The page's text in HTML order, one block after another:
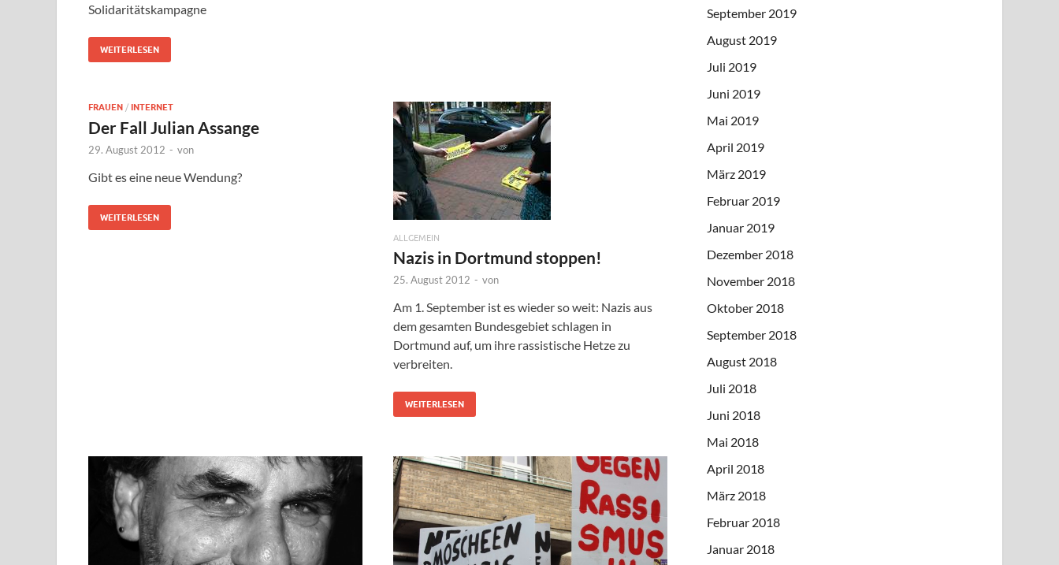
Solidaritätskampagne
WEITERLESEN
FRAUEN / INTERNET
Der Fall Julian Assange
29. August 2012 - von
Gibt es eine neue Wendung?
WEITERLESEN
ALLGEMEIN
Nazis in Dortmund stoppen!
25. August 2012 - von
Am 1. September ist es wieder so weit: Nazis aus
dem gesamten Bundesgebiet schlagen in
Dortmund auf, um ihre rassistische Hetze zu
verbreiten.
WEITERLESEN
September 2019
August 2019
Juli 2019
Juni 2019
Mai 2019
April 2019
März 2019
Februar 2019
Januar 2019
Dezember 2018
November 2018
Oktober 2018
September 2018
August 2018
Juli 2018
Juni 2018
Mai 2018
April 2018
März 2018
Februar 2018
Januar 2018